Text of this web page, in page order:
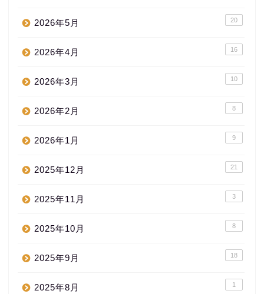
2026年5月 20
2026年4月 16
2026年3月 10
2026年2月 8
2026年1月 9
2025年12月 21
2025年11月 3
2025年10月 8
2025年9月 18
2025年8月 1